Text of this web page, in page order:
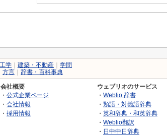
工学 建築・不動産
学問
方言 辞書・百科事典
会社概要
・ 公式企業ページ
・ 会社情報
・ 採用情報
ウェブリオのサービス
・ Weblio 辞書
・ 類語・対義語辞典
・ 英和辞典・和英辞典
・ Weblio翻訳
・ 日中中日辞典